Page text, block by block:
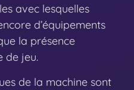
avec lesquelles
d’équipements
la présence
de jeu.
de la machine sont